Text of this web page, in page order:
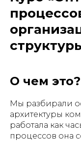
О чем это?
Мы разбирали
архитектуры
работала как
процессов она